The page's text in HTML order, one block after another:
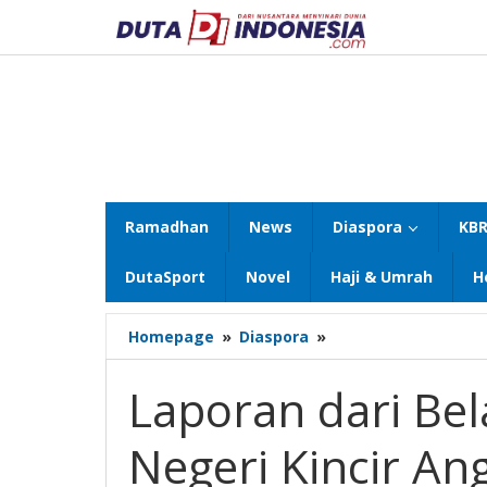
konten
Ramadhan News Diaspora
DutaSport Novel Haji & Umrah
Homepage » Diaspora »
dari
Sekolah
di
Negeri
Kincir
Laporan dari
Negeri Kincir